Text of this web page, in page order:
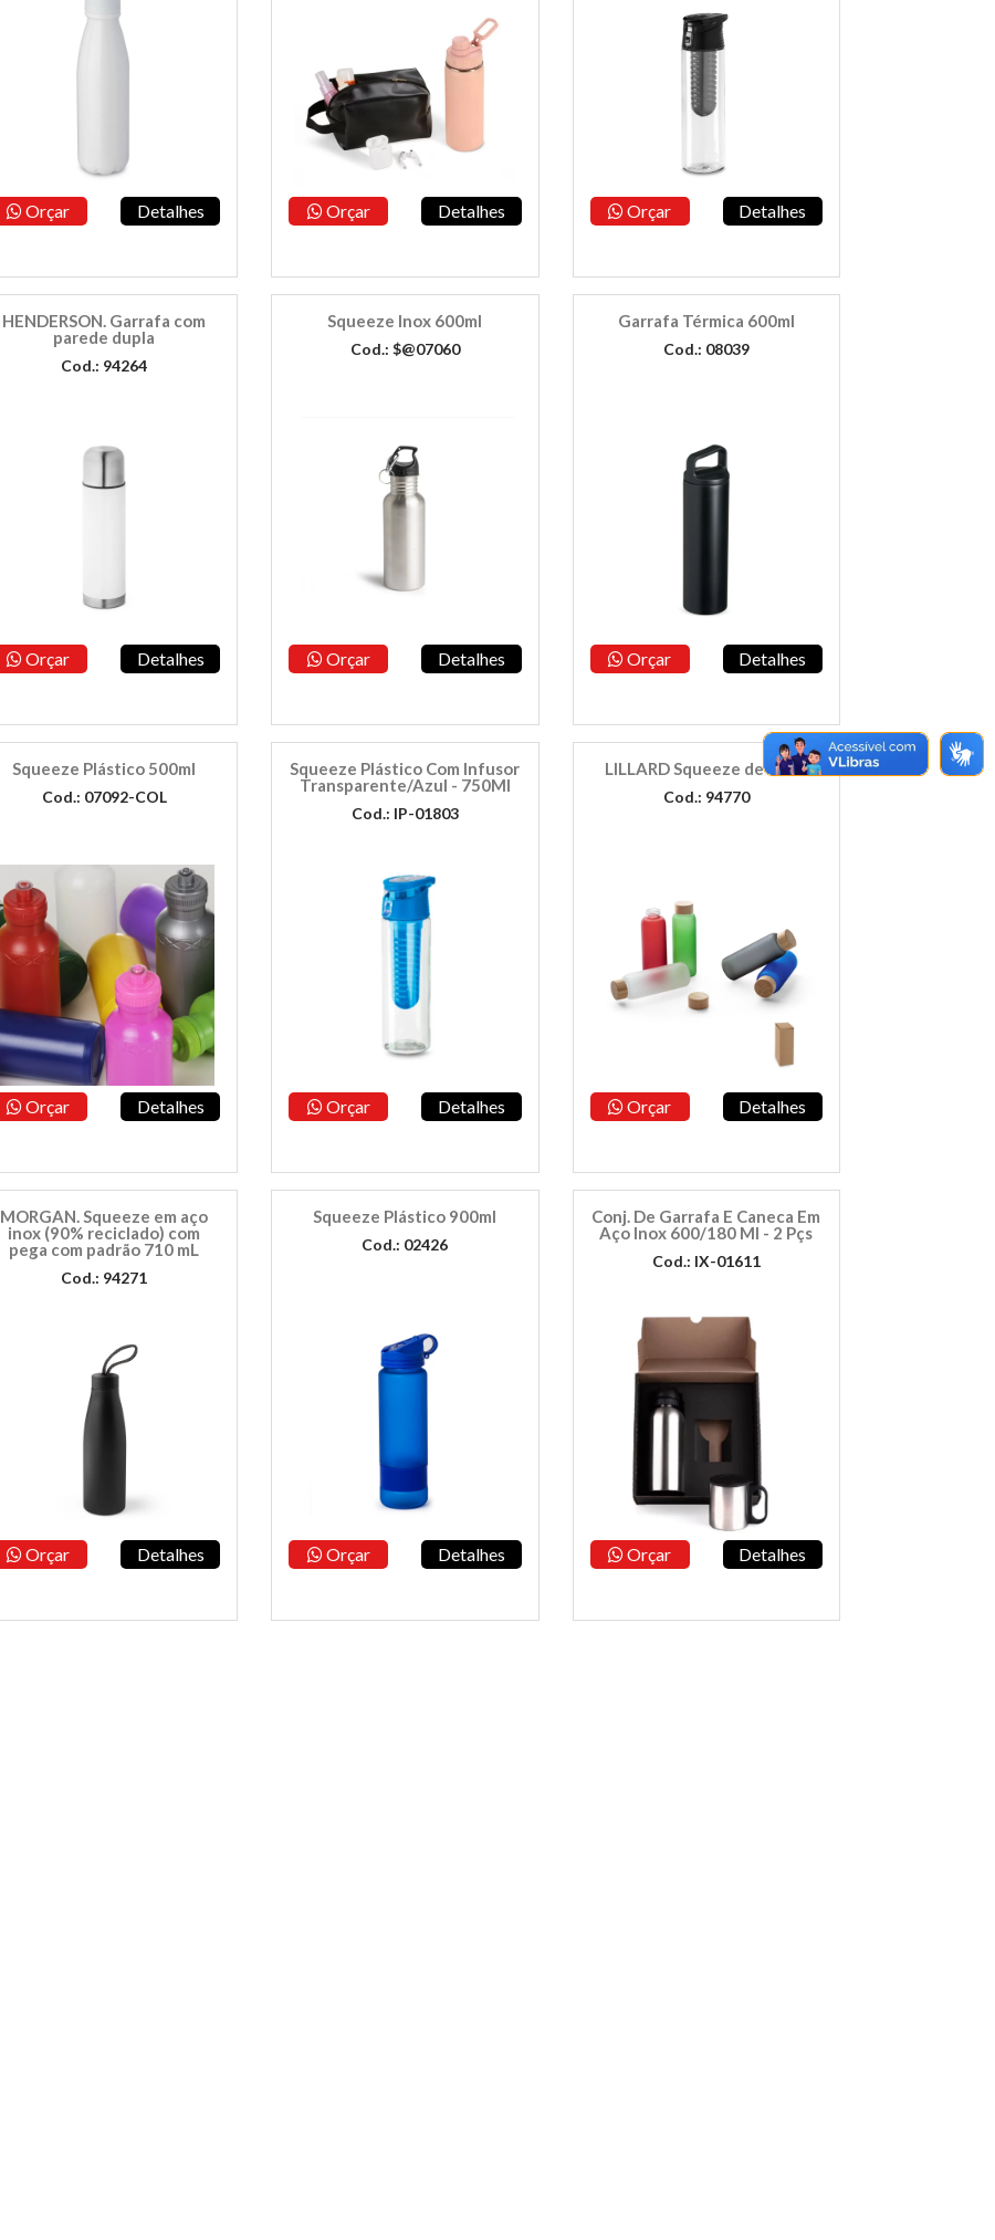
Orçar Detalhes Orçar Detalhes Orçar Detalhes
HENDERSON. Garrafa com
parede dupla
Cod.: 94264
Orçar Detalhes
Squeeze Inox 600ml
Cod.: $@07060
Orçar Detalhes
Garrafa Térmica 600ml
Cod.: 08039
Orçar Detalhes
Squeeze Plástico 500ml
Cod.: 07092-COL
Orçar Detalhes
Squeeze Plástico Com Infusor
Transparente/Azul - 750Ml
Cod.: IP-01803
Orçar Detalhes
LILLARD Squeeze de vidro
Cod.: 94770
Orçar Detalhes
MORGAN. Squeeze em aço
inox (90% reciclado) com
pega com padrão 710 mL
Cod.: 94271
Orçar Detalhes
Squeeze Plástico 900ml
Cod.: 02426
Orçar Detalhes
Conj. De Garrafa E Caneca Em
Aço Inox 600/180 Ml - 2 Pçs
Cod.: IX-01611
Orçar Detalhes